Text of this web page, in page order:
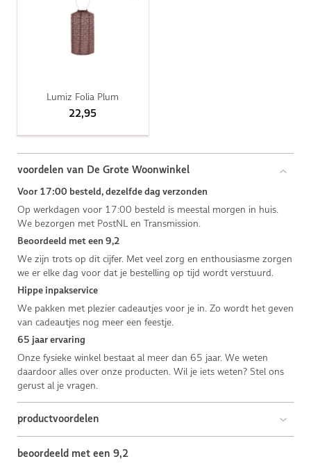
Lumiz Folia Plum
22,95
voordelen van De Grote Woonwinkel
Voor 17:00 besteld, dezelfde dag verzonden
Op werkdagen voor 17:00 besteld is meestal morgen in huis.
We bezorgen met PostNL en Transmission.
Beoordeeld met een 9,2
We zijn trots op dit cijfer. Met veel zorg en enthousiasme zorgen
we er elke dag voor dat je bestelling op tijd wordt verstuurd.
Hippe inpakservice
We pakken met plezier cadeautjes voor je in. Zo wordt het geven
van cadeautjes nog meer een feestje.
65 jaar ervaring
Onze fysieke winkel bestaat al meer dan 65 jaar. We weten
daardoor alles over onze producten. Wil je iets weten? Stel ons
gerust al je vragen.
productvoordelen
beoordeeld met een 9,2